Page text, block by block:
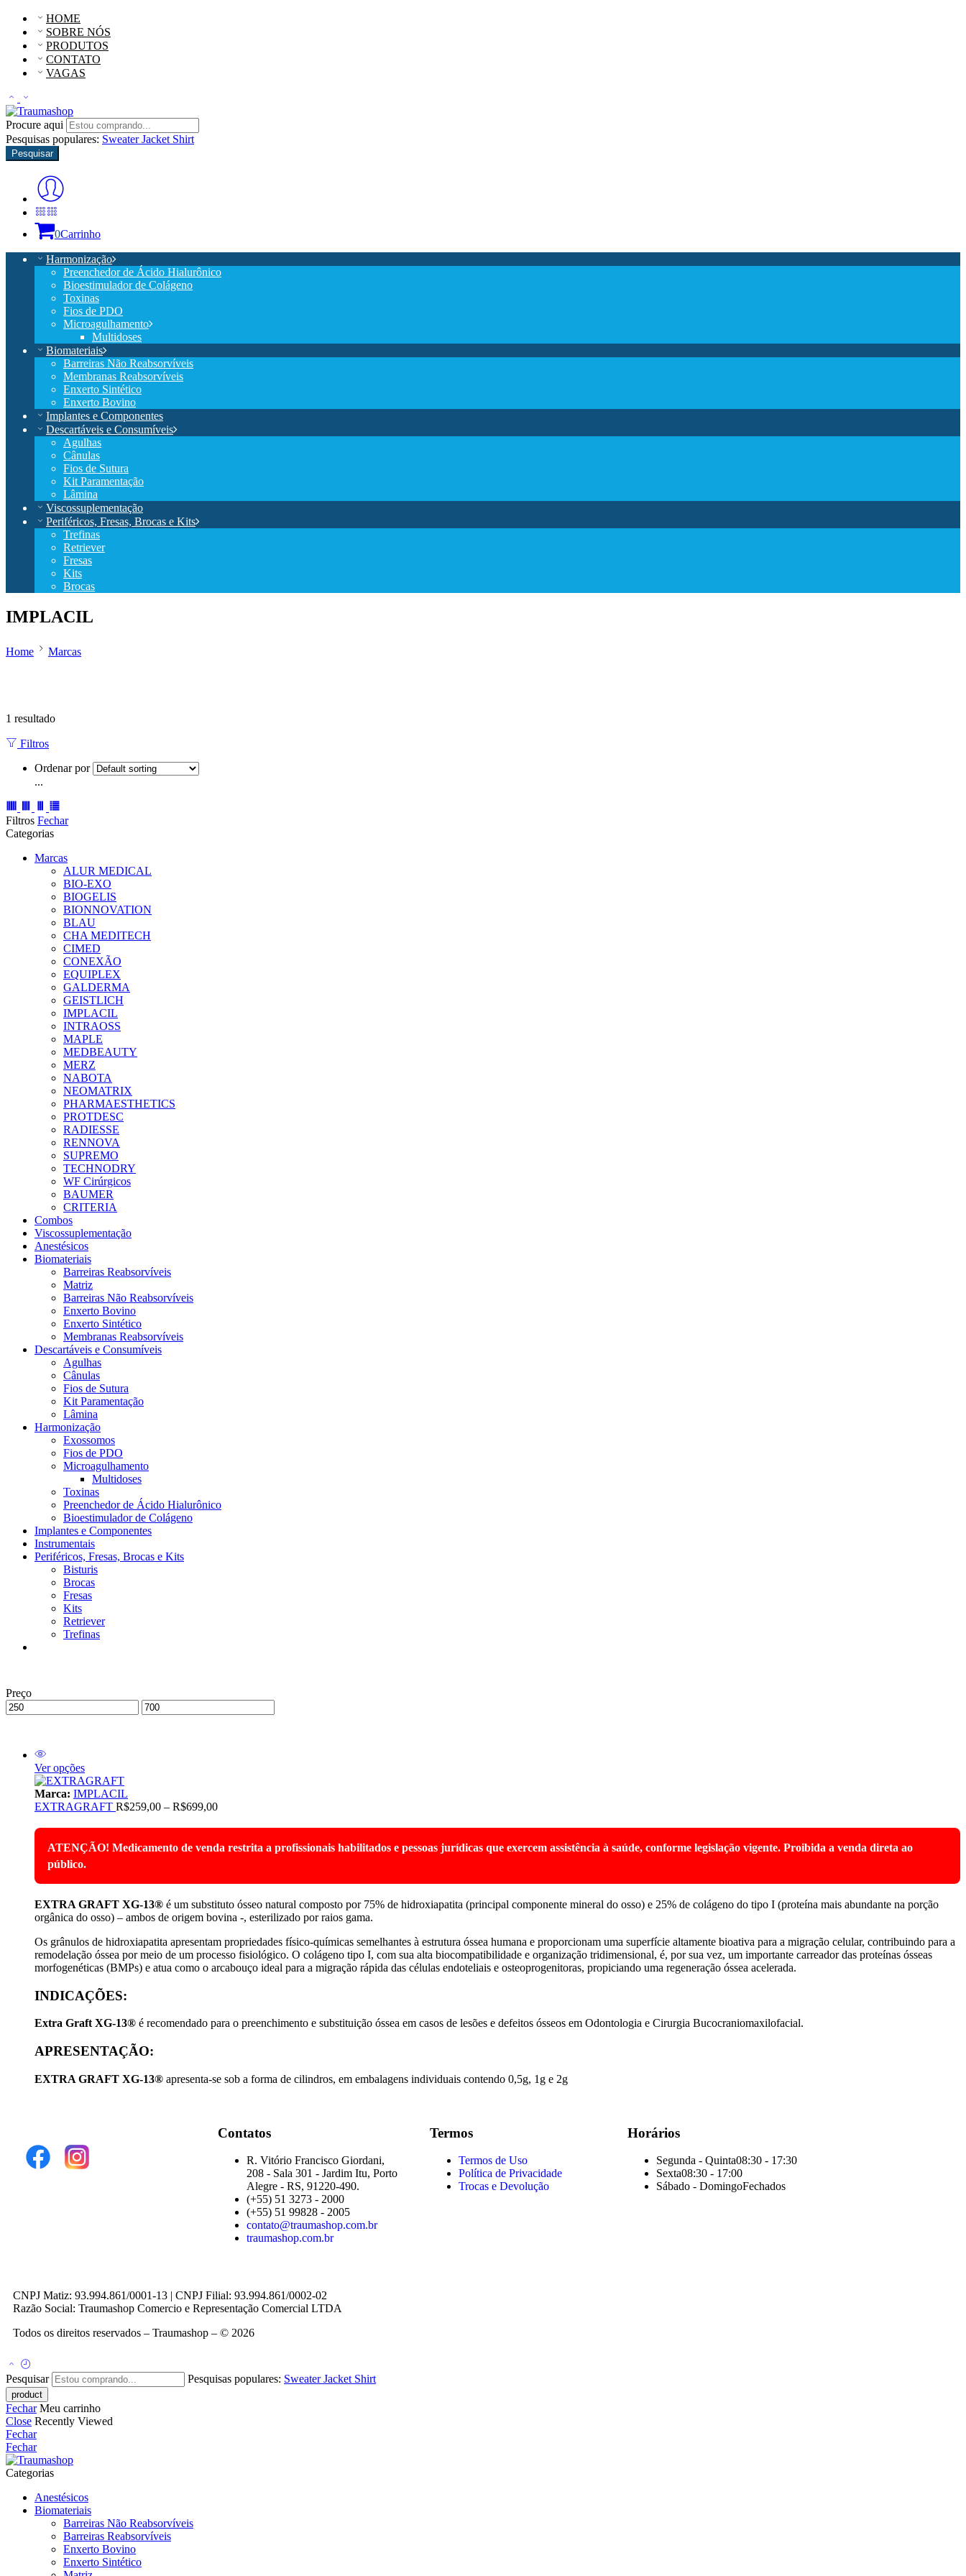
HOME
SOBRE NÓS
PRODUTOS
CONTATO
VAGAS
Procure aqui
Pesquisas populares: SweaterJacket Shirt
Pesquisar
0Carrinho
Harmonização
Preenchedor de Ácido Hialurônico
Bioestimulador de Colágeno
Toxinas
Fios de PDO
Microagulhamento
Multidoses
Biomateriais
Barreiras Não Reabsorvíveis
Membranas Reabsorvíveis
Enxerto Sintético
Enxerto Bovino
Implantes e Componentes
Descartáveis e Consumíveis
Agulhas
Cânulas
Fios de Sutura
Kit Paramentação
Lâmina
Viscossuplementação
Periféricos, Fresas, Brocas e Kits
Trefinas
Retriever
Fresas
Kits
Brocas
IMPLACIL
Home Marcas
1 resultado
Filtros
Ordenar por
...
Filtros Fechar
Categorias
Marcas
ALUR MEDICAL
BIO-EXO
BIOGELIS
BIONNOVATION
BLAU
CHA MEDITECH
CIMED
CONEXÃO
EQUIPLEX
GALDERMA
GEISTLICH
IMPLACIL
INTRAOSS
MAPLE
MEDBEAUTY
MERZ
NABOTA
NEOMATRIX
PHARMAESTHETICS
PROTDESC
RADIESSE
RENNOVA
SUPREMO
TECHNODRY
WF Cirúrgicos
BAUMER
CRITERIA
Combos
Viscossuplementação
Anestésicos
Biomateriais
Barreiras Reabsorvíveis
Matriz
Barreiras Não Reabsorvíveis
Enxerto Bovino
Enxerto Sintético
Membranas Reabsorvíveis
Descartáveis e Consumíveis
Agulhas
Cânulas
Fios de Sutura
Kit Paramentação
Lâmina
Harmonização
Exossomos
Fios de PDO
Microagulhamento
Multidoses
Toxinas
Preenchedor de Ácido Hialurônico
Bioestimulador de Colágeno
Implantes e Componentes
Instrumentais
Periféricos, Fresas, Brocas e Kits
Bisturis
Brocas
Fresas
Kits
Retriever
Trefinas
Preço
Ver opções
Marca: IMPLACIL
EXTRAGRAFT R$259,00 – R$699,00
ATENÇÃO! Medicamento de venda restrita a profissionais habilitados e pessoas jurídicas que exercem assistência à saúde, conforme legislação vigente. Proibida a venda direta ao
público.
EXTRA GRAFT XG-13® é um substituto ósseo natural composto por 75% de hidroxiapatita (principal componente mineral do osso) e 25% de colágeno do tipo I (proteína mais abundante na porção
orgânica do osso) – ambos de origem bovina -, esterilizado por raios gama.
Os grânulos de hidroxiapatita apresentam propriedades físico-químicas semelhantes à estrutura óssea humana e proporcionam uma superfície altamente bioativa para a migração celular, contribuindo para a
remodelação óssea por meio de um processo fisiológico. O colágeno tipo I, com sua alta biocompatibilidade e organização tridimensional, é, por sua vez, um importante carreador das proteínas ósseas
morfogenéticas (BMPs) e atua como o arcabouço ideal para a migração rápida das células endoteliais e osteoprogenitoras, propiciando uma regeneração óssea acelerada.
INDICAÇÕES:
Extra Graft XG-13® é recomendado para o preenchimento e substituição óssea em casos de lesões e defeitos ósseos em Odontologia e Cirurgia Bucocraniomaxilofacial.
APRESENTAÇÃO:
EXTRA GRAFT XG-13® apresenta-se sob a forma de cilindros, em embalagens individuais contendo 0,5g, 1g e 2g
Contatos
R. Vitório Francisco Giordani,
208 - Sala 301 - Jardim Itu, Porto
Alegre - RS, 91220-490.
(+55) 51 3273 - 2000
(+55) 51 99828 - 2005
contato@traumashop.com.br
traumashop.com.br
Termos
Termos de Uso
Política de Privacidade
Trocas e Devolução
Horários
Segunda - Quinta08:30 - 17:30
Sexta08:30 - 17:00
Sábado - DomingoFechados
CNPJ Matiz: 93.994.861/0001-13 | CNPJ Filial: 93.994.861/0002-02
Razão Social: Traumashop Comercio e Representação Comercial LTDA
Todos os direitos reservados – Traumashop – © 2026
Pesquisar Pesquisas populares: SweaterJacket Shirt
Fechar Meu carrinho
Close Recently Viewed
Fechar
Fechar
Categorias
Anestésicos
Biomateriais
Barreiras Não Reabsorvíveis
Barreiras Reabsorvíveis
Enxerto Bovino
Enxerto Sintético